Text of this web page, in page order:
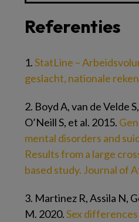
Referenties
1.StatLine –
geslacht, nationale
2. Boyd A, van de Velde
O’Neill S, et al. 2015.
mental disorders and
Results from a large
based study. Journal of
3. Martinez R, Assila N,
M. 2020.Sex